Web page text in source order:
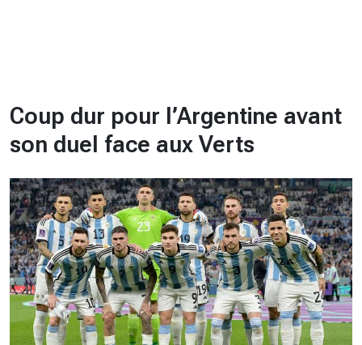
Coup dur pour l’Argentine avant
son duel face aux Verts